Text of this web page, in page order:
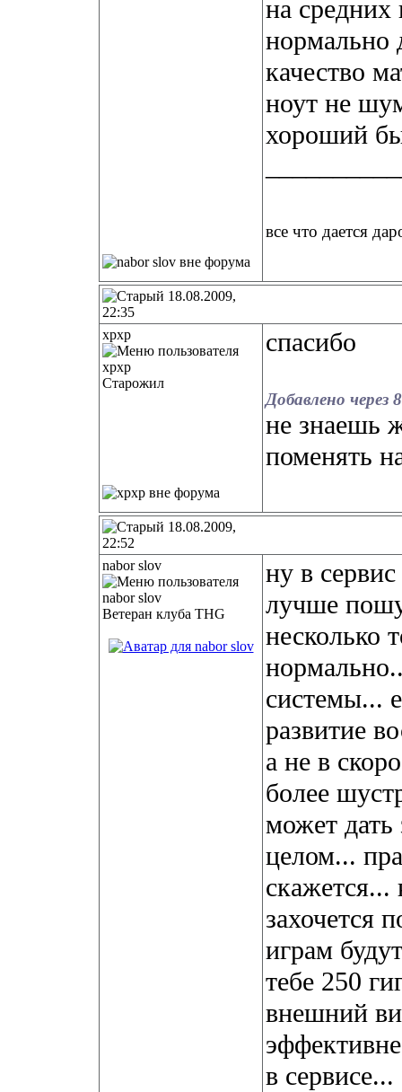
на средних
нормально
качество
ноут не
хороший
все что дается
18.08.2009,
22:35
xpxp
Старожил
спасибо
Добавлено через
не знаешь
поменять
18.08.2009,
22:52
nabor slov
Ветеран клуба THG
ну в
лучше
несколько
системы...
развитие
а не в
более
может дать
целом...
скажется...
захочется
играм
тебе 250
внешний
в сервисе...